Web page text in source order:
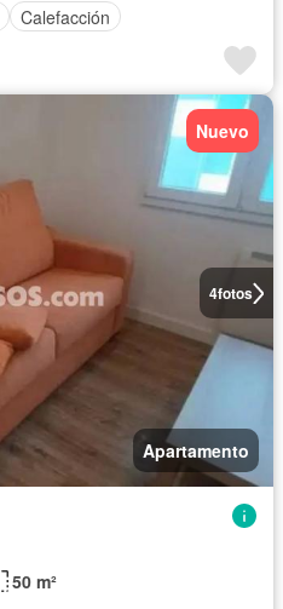
Calefacción
4fotos
Nuevo
Apartamento
50 m²